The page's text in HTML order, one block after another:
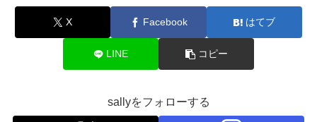
X Facebook はてブ
LINE コピー
sallyをフォローする